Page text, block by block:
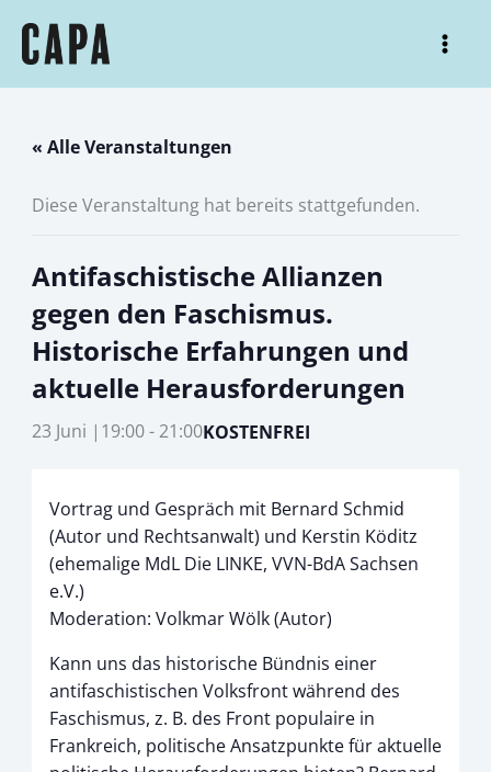
Inhalt
« Alle Veranstaltungen
Diese Veranstaltung hat bereits stattgefunden.
Antifaschistische Allianzen
gegen den Faschismus.
Historische Erfahrungen und
aktuelle Herausforderungen
23 Juni |19:00-21:00KOSTENFREI
Vortrag und Gespräch mit Bernard Schmid
(Autor und Rechtsanwalt) und Kerstin Köditz
(ehemalige MdL Die LINKE, VVN-BdA Sachsen
e.V.)
Moderation: Volkmar Wölk (Autor)
Kann uns das historische Bündnis einer
antifaschistischen Volksfront während des
Faschismus, z. B. des Front populaire in
Frankreich, politische Ansatzpunkte für aktuelle